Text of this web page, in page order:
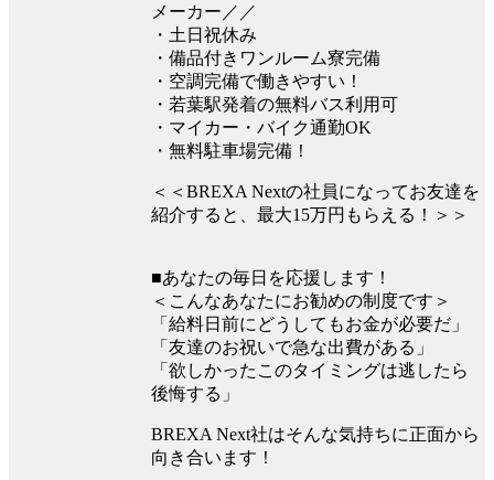
メーカー／／
・土日祝休み
・備品付きワンルーム寮完備
・空調完備で働きやすい！
・若葉駅発着の無料バス利用可
・マイカー・バイク通勤OK
・無料駐車場完備！
＜＜BREXA Nextの社員になってお友達を
紹介すると、最大15万円もらえる！＞＞
■あなたの毎日を応援します！
＜こんなあなたにお勧めの制度です＞
「給料日前にどうしてもお金が必要だ」
「友達のお祝いで急な出費がある」
「欲しかったこのタイミングは逃したら
後悔する」
BREXA Next社はそんな気持ちに正面から
向き合います！